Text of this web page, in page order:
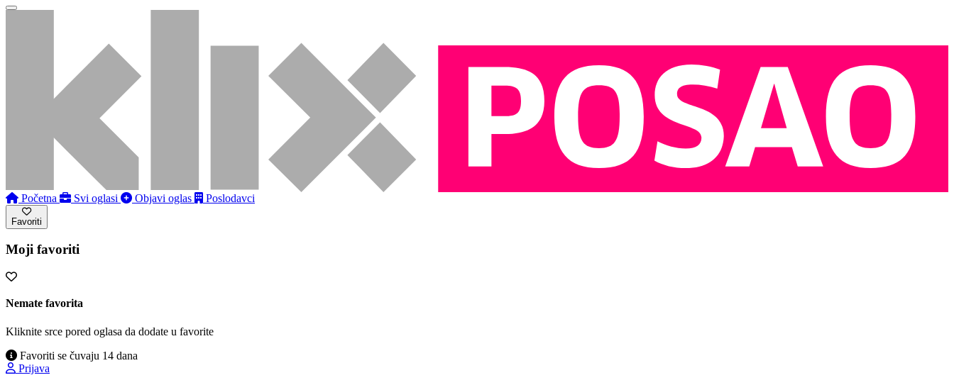
Početna Svi oglasi Objavi oglas Poslodavci
Favoriti
Moji favoriti
Nemate favorita
Kliknite srce pored oglasa da dodate u favorite
Favoriti se čuvaju 14 dana
Prijava